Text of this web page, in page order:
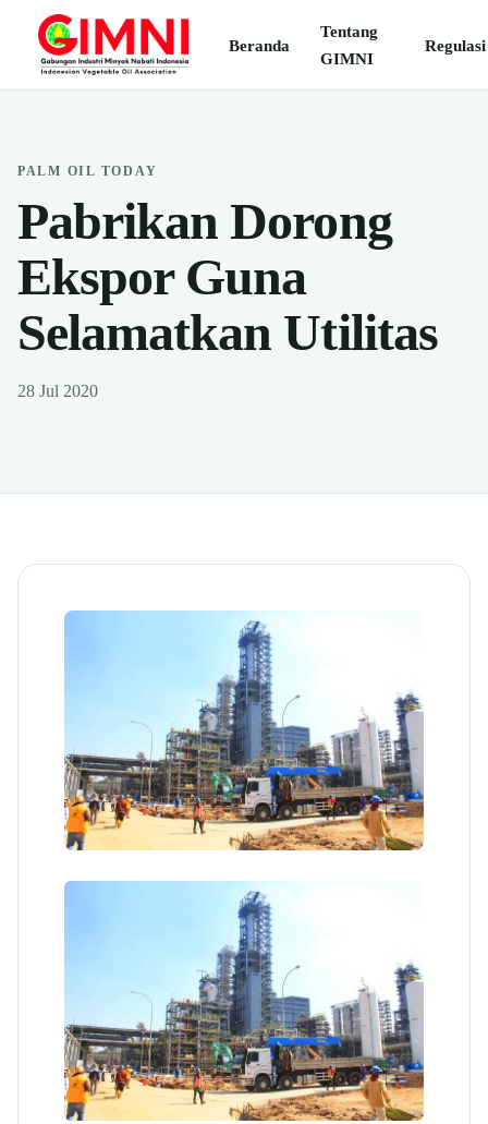
Beranda
Tentang
GIMNI
Regulasi
PALM OIL TODAY
Pabrikan Dorong
Ekspor Guna
Selamatkan Utilitas
28 Jul 2020